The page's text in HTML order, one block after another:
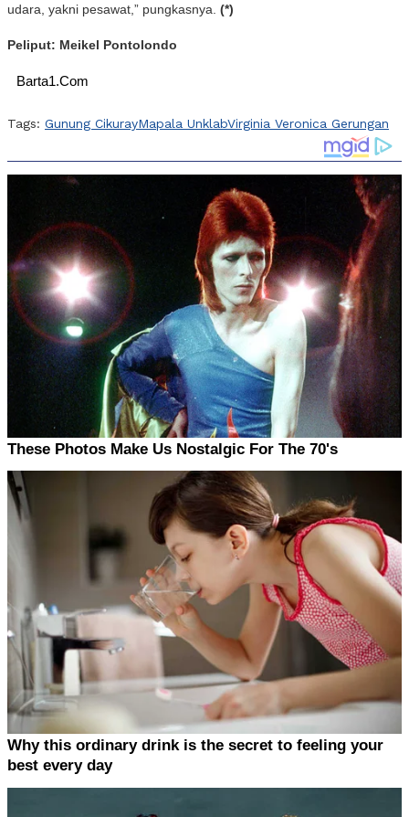
udara, yakni pesawat,” pungkasnya. (*)
Peliput: Meikel Pontolondo
Barta1.Com
Tags: Gunung CikurayMapala UnklabVirginia Veronica Gerungan